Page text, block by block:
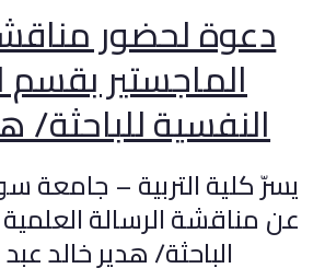
دعوة لحضور
الماجستير
النفسية للباحثة/
يسرّ كلية التربية – جامعة
عن مناقشة الرسالة
الباحثة/ هدير خالد